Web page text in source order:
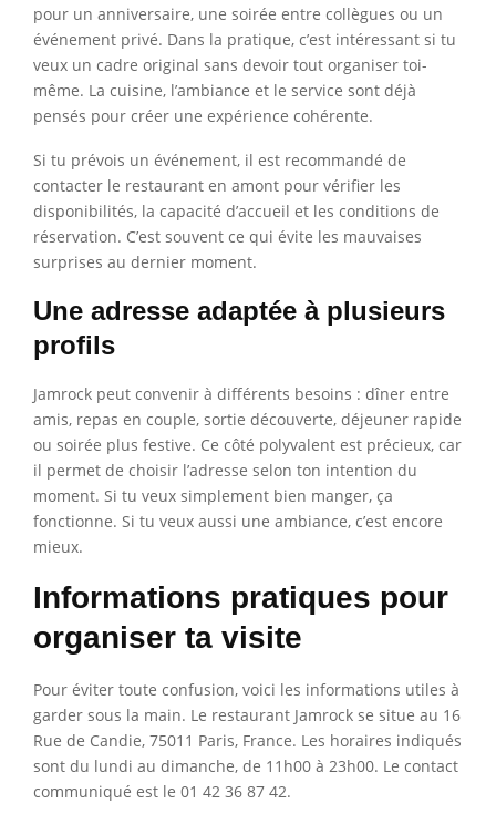
pour un anniversaire, une soirée entre collègues ou un
événement privé. Dans la pratique, c’est intéressant si tu
veux un cadre original sans devoir tout organiser toi-
même. La cuisine, l’ambiance et le service sont déjà
pensés pour créer une expérience cohérente.
Si tu prévois un événement, il est recommandé de
contacter le restaurant en amont pour vérifier les
disponibilités, la capacité d’accueil et les conditions de
réservation. C’est souvent ce qui évite les mauvaises
surprises au dernier moment.
Une adresse adaptée à plusieurs
profils
Jamrock peut convenir à différents besoins : dîner entre
amis, repas en couple, sortie découverte, déjeuner rapide
ou soirée plus festive. Ce côté polyvalent est précieux, car
il permet de choisir l’adresse selon ton intention du
moment. Si tu veux simplement bien manger, ça
fonctionne. Si tu veux aussi une ambiance, c’est encore
mieux.
Informations pratiques pour
organiser ta visite
Pour éviter toute confusion, voici les informations utiles à
garder sous la main. Le restaurant Jamrock se situe au 16
Rue de Candie, 75011 Paris, France. Les horaires indiqués
sont du lundi au dimanche, de 11h00 à 23h00. Le contact
communiqué est le 01 42 36 87 42.